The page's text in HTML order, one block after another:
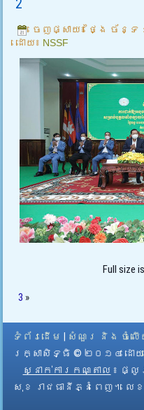
2
ចេញផ្សាយ៖ ថ្ងៃ ច័ន្ទ
ដោយ៖ NSSF
Full size is
3 »
ទំព័រដើម
សំណួរ និង ចំលើ
រក្សាសិទ្ធិ © ២០១៤ ដោយ​
ស្នាក់ការកណ្តាល ៖ ផ្លូ
សុខ រាជធានីភ្នំពេញ។